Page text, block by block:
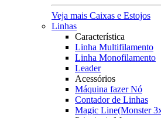
Veja mais Caixas e Estojos
Linhas
Característica
Linha Multifilamento
Linha Monofilamento
Leader
Acessórios
Máquina fazer Nó
Contador de Linhas
Magic Line(Monster